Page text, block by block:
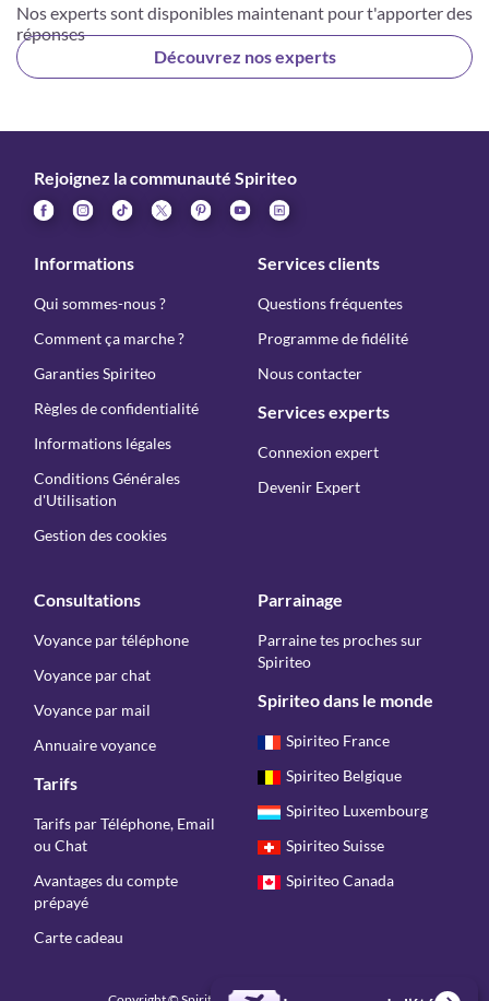
Nos experts sont disponibles maintenant pour t'apporter des
réponses
Découvrez nos experts
Rejoignez la communauté Spiriteo
Informations
Qui sommes-nous ?
Comment ça marche ?
Garanties Spiriteo
Règles de confidentialité
Informations légales
Conditions Générales
d'Utilisation
Gestion des cookies
Services clients
Questions fréquentes
Programme de fidélité
Nous contacter
Services experts
Connexion expert
Devenir Expert
Consultations
Voyance par téléphone
Voyance par chat
Voyance par mail
Annuaire voyance
Tarifs
Tarifs par Téléphone, Email
ou Chat
Avantages du compte
prépayé
Carte cadeau
Parrainage
Parraine tes proches sur
Spiriteo
Spiriteo dans le monde
Spiriteo France
Spiriteo Belgique
Spiriteo Luxembourg
Spiriteo Suisse
Spiriteo Canada